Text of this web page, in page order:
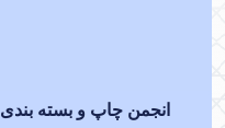
انجمن چاپ و بسته بندی